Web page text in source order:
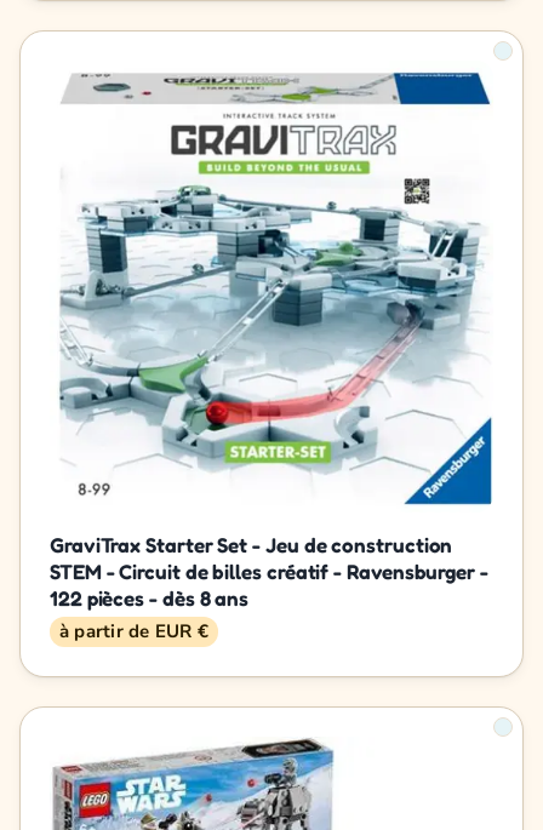
GraviTrax Starter Set - Jeu de construction
STEM - Circuit de billes créatif - Ravensburger -
122 pièces - dès 8 ans
à partir de EUR €